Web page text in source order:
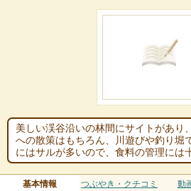
美しい渓谷沿いの林間にサイトがあり
への散策はもちろん、川遊びや釣り堀
にはサルが多いので、食料の管理には
基本情報 つぶやき・クチコミ 動